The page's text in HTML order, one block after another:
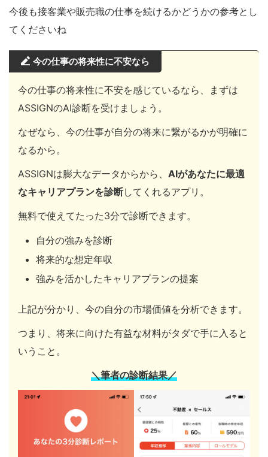
今後も接客業や販売職の仕事を続けるかどうかの参考とし
てくださいね
今の仕事の将来性に不安なら
今の仕事の将来性に不安を感じているなら、まずは
ASSIGNのAI診断を受けましょう。
なぜなら、今の仕事が自分の将来に繋がるかが明確に
なるから。
ASSIGNは膨大なデータからから、 AIがあなたに最適
なキャリアプランを診断してくれるアプリ。
無料で使えてたった3分で診断できます。
自分の強みを診断
将来的な想定年収
強みを活かしたキャリアプランの提案
上記が分かり、今の自分の市場価値を分析できます。
つまり、将来に向けた有益な材料がタダで手に入ると
いうこと。
＼筆者の診断結果／